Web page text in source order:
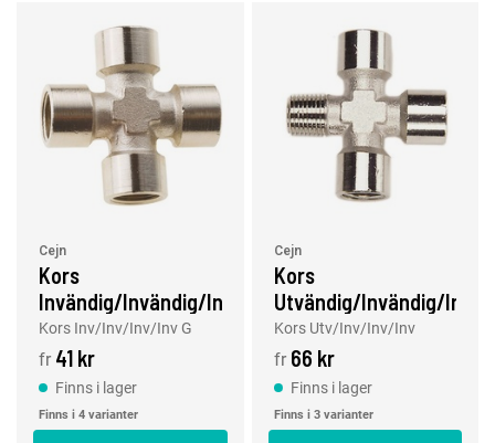
Cejn
Kors
Invändig/Invändig/Invändig/Invändig
G
Kors Inv/Inv/Inv/Inv G
fr 41 kr
Finns i lager
Finns i 4 varianter
Cejn
Kors
Utvändig/Invändig/
Kors Utv/Inv/Inv/Inv
fr 66 kr
Finns i lager
Finns i 3 varianter